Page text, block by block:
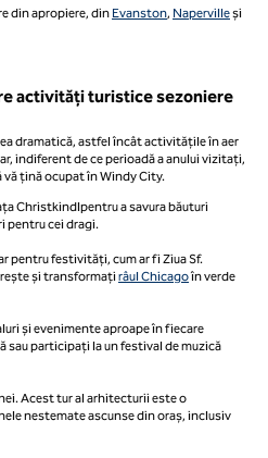
din apropiere, din Evanston, Napervilleși
activități turistice sezoniere
dramatică, astfel încât activitățile în aer
indiferent de ce perioadă a anului vizitați,
țină ocupat în Windy City.
Christkindlpentru a savura băuturi
pentru cei dragi.
pentru festivități, cum ar fi Ziua Sf.
și transformațirâul Chicagoîn verde
și evenimente aproape în fiecare
sau participați la un festival de muzică
Acest tur al arhitecturii este o
nestemate ascunse din oraș, inclusiv